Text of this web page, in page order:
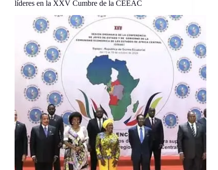
líderes en la XXV Cumbre de la CEEAC